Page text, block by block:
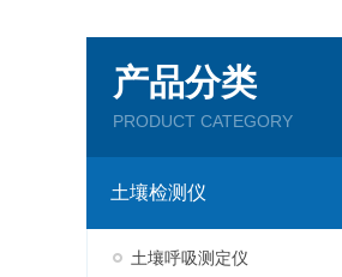
产品分类
PRODUCT CATEGORY
土壤检测仪
土壤呼吸测定仪